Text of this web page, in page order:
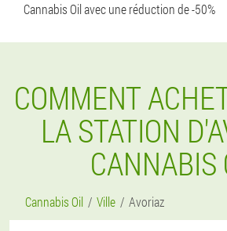
Cannabis Oil avec une réduction de -50%
COMMENT
LA STATION
CANNABIS
Cannabis Oil Ville Avoriaz